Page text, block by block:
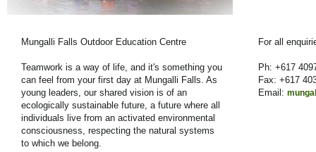
Mungalli Falls Outdoor Education Centre
Teamwork is a way of life, and it's something you
can feel from your first day at Mungalli Falls. As
young leaders, our shared vision is of an
ecologically sustainable future, a future where all
individuals live from an activated environmental
consciousness, respecting the natural systems
to which we belong.
For all
Ph: +617
Fax: +617
Email: